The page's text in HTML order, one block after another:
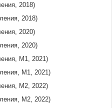
2018)
2018)
2020)
2020)
M1, 2021)
M1, 2021)
M2, 2022)
M2, 2022)